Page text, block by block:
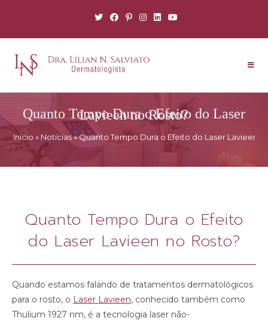
Quanto Tempo Dura o Efeito do Laser Lavieen no Rosto?
Início » Notícias»Quanto Tempo Dura o Efeito do Laser Lavieen
Quanto Tempo Dura o Efeito
do Laser Lavieen no Rosto?
Quando estamos falando de tratamentos dermatológicos
para o rosto, o Laser Lavieen, conhecido também como
Thulium 1927 nm, é a tecnologia laser não-